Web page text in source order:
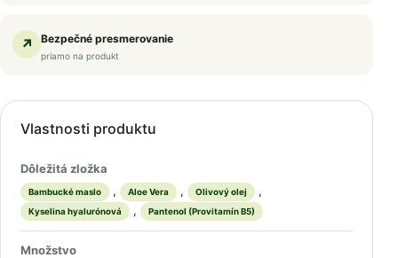
↗ Bezpečné presmerovanie
priamo na produkt
Vlastnosti produktu
Dôležitá zložka
Bambucké maslo , Aloe Vera , Olivový olej ,
Kyselina hyalurónová , Pantenol (Provitamín B5)
Množstvo